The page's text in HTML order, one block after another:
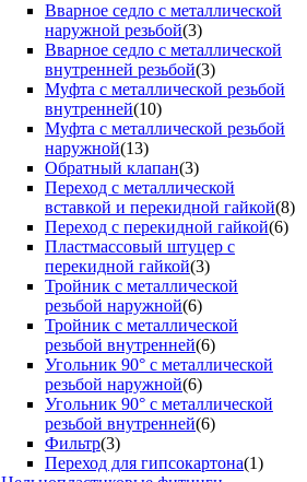
Вварное седло с металлической
наружной резьбой(3)
Вварное седло с металлической
внутренней резьбой(3)
Муфта с металлической резьбой
внутренней(10)
Муфта с металлической резьбой
наружной(13)
Обратный клапан(3)
Переход с металлической
вставкой и перекидной гайкой(8)
Переход с перекидной гайкой(6)
Пластмассовый штуцер с
перекидной гайкой(3)
Тройник с металлической
резьбой наружной(6)
Тройник с металлической
резьбой внутренней(6)
Угольник 90° с металлической
резьбой наружной(6)
Угольник 90° с металлической
резьбой внутренней(6)
Фильтр(3)
Переход для гипсокартона(1)